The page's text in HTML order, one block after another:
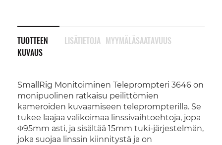
TUOTTEEN
KUVAUS
SmallRig Monitoiminen Teleprompteri 3646 on
monipuolinen ratkaisu peilittömien
kameroiden kuvaamiseen teleprompterilla. Se
tukee laajaa valikoimaa linssivaihtoehtoja, jopa
Φ95mm asti, ja sisältää 15mm tuki-järjestelmän,
joka suojaa linssin kiinnitystä ja on
LISÄTIETOJA MYYMÄLÄSAATAVUUS